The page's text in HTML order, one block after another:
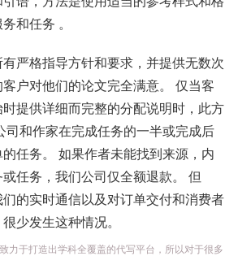
和任务 。
严格指导方针和要求，并提供无数次
户对他们的论文完全满意。 仅当客
提供详细而完整的分配说明时，此方
司和作家在完成任务的一半或完成后
任务。 如果作者未能找到来源，内
任务，我们公司仅全额退款。 但
的实时通信以及对订单交付和消费者
少发生这种情况。
力于打造出学科全覆盖的代写平台，所以对于很多